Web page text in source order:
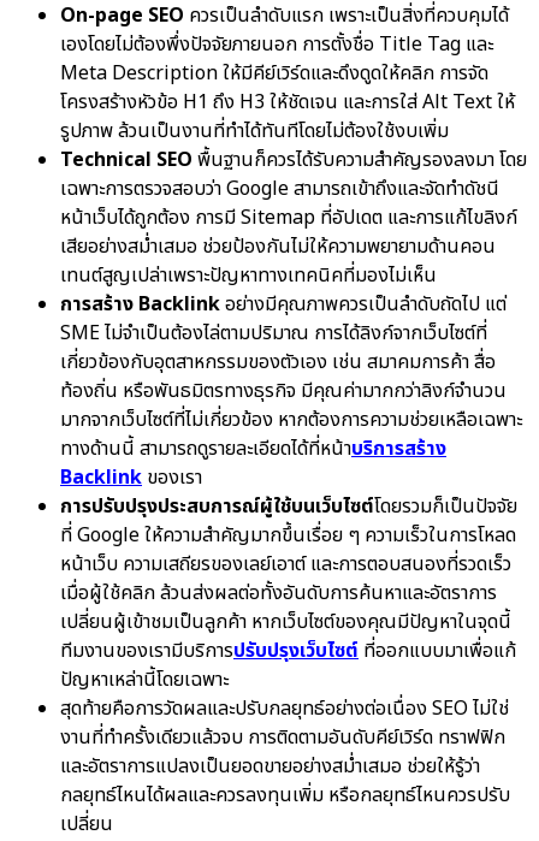
On-page SEO ควรเป็นลำดับแรก เพราะเป็นสิ่งที่ควบคุมได้
เองโดยไม่ต้องพึ่งปัจจัยภายนอก การตั้งชื่อ Title Tag และ
Meta Description ให้มีคีย์เวิร์ดและดึงดูดให้คลิก การจัด
โครงสร้างหัวข้อ H1 ถึง H3 ให้ชัดเจน และการใส่ Alt Text ให้
รูปภาพ ล้วนเป็นงานที่ทำได้ทันทีโดยไม่ต้องใช้งบเพิ่ม
Technical SEO พื้นฐานก็ควรได้รับความสำคัญรองลงมา โดย
เฉพาะการตรวจสอบว่า Google สามารถเข้าถึงและจัดทำดัชนี
หน้าเว็บได้ถูกต้อง การมี Sitemap ที่อัปเดต และการแก้ไขลิงก์
เสียอย่างสม่ำเสมอ ช่วยป้องกันไม่ให้ความพยายามด้านคอน
เทนต์สูญเปล่าเพราะปัญหาทางเทคนิคที่มองไม่เห็น
การสร้าง Backlinkอย่างมีคุณภาพควรเป็นลำดับถัดไป แต่
SME ไม่จำเป็นต้องไล่ตามปริมาณ การได้ลิงก์จากเว็บไซต์ที่
เกี่ยวข้องกับอุตสาหกรรมของตัวเอง เช่น สมาคมการค้า สื่อ
ท้องถิ่น หรือพันธมิตรทางธุรกิจ มีคุณค่ามากกว่าลิงก์จำนวน
มากจากเว็บไซต์ที่ไม่เกี่ยวข้อง หากต้องการความช่วยเหลือเฉพาะ
ทางด้านนี้ สามารถดูรายละเอียดได้ที่หน้าบริการสร้าง
Backlink ของเรา
การปรับปรุงประสบการณ์ผู้ใช้บนเว็บไซต์โดยรวมก็เป็นปัจจัย
ที่ Google ให้ความสำคัญมากขึ้นเรื่อย ๆ ความเร็วในการโหลด
หน้าเว็บ ความเสถียรของเลย์เอาต์ และการตอบสนองที่รวดเร็ว
เมื่อผู้ใช้คลิก ล้วนส่งผลต่อทั้งอันดับการค้นหาและอัตราการ
เปลี่ยนผู้เข้าชมเป็นลูกค้า หากเว็บไซต์ของคุณมีปัญหาในจุดนี้
ทีมงานของเรามีบริการปรับปรุงเว็บไซต์ ที่ออกแบบมาเพื่อแก้
ปัญหาเหล่านี้โดยเฉพาะ
สุดท้ายคือการวัดผลและปรับกลยุทธ์อย่างต่อเนื่อง SEO ไม่ใช่
งานที่ทำครั้งเดียวแล้วจบ การติดตามอันดับคีย์เวิร์ด ทราฟฟิก
และอัตราการแปลงเป็นยอดขายอย่างสม่ำเสมอ ช่วยให้รู้ว่า
กลยุทธ์ไหนได้ผลและควรลงทุนเพิ่ม หรือกลยุทธ์ไหนควรปรับ
เปลี่ยน